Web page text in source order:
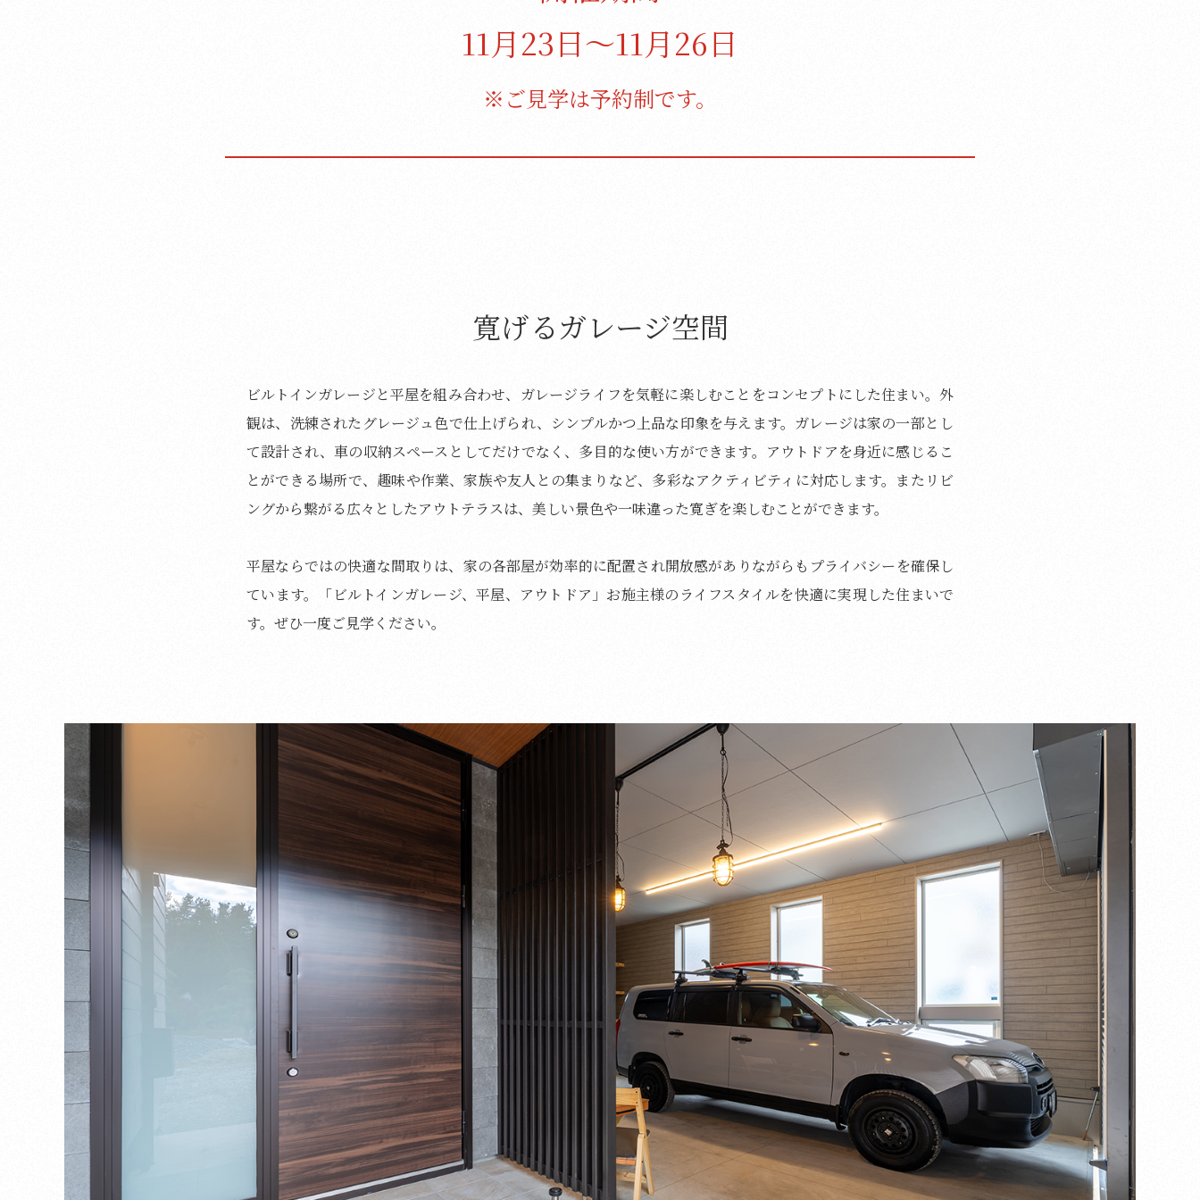
11月23日〜11月26日
※ご見学は予約制です。
寛げるガレージ空間
ビルトインガレージと平屋を組み合わせ、ガレージライフを気軽に楽しむことをコンセプトにした住まい。外
観は、洗練されたグレージュ色で仕上げられ、シンプルかつ上品な印象を与えます。ガレージは家の一部とし
て設計され、車の収納スペースとしてだけでなく、多目的な使い方ができます。アウトドアを身近に感じるこ
とができる場所で、趣味や作業、家族や友人との集まりなど、多彩なアクティビティに対応します。またリビ
ングから繋がる広々としたアウトテラスは、美しい景色や一味違った寛ぎを楽しむことができます。
平屋ならではの快適な間取りは、家の各部屋が効率的に配置され開放感がありながらもプライバシーを確保し
ています。「ビルトインガレージ、平屋、アウトドア」お施主様のライフスタイルを快適に実現した住まいで
す。ぜひ一度ご見学ください。